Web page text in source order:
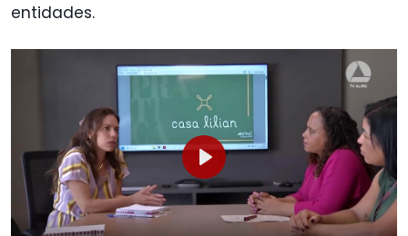
entidades.
Play